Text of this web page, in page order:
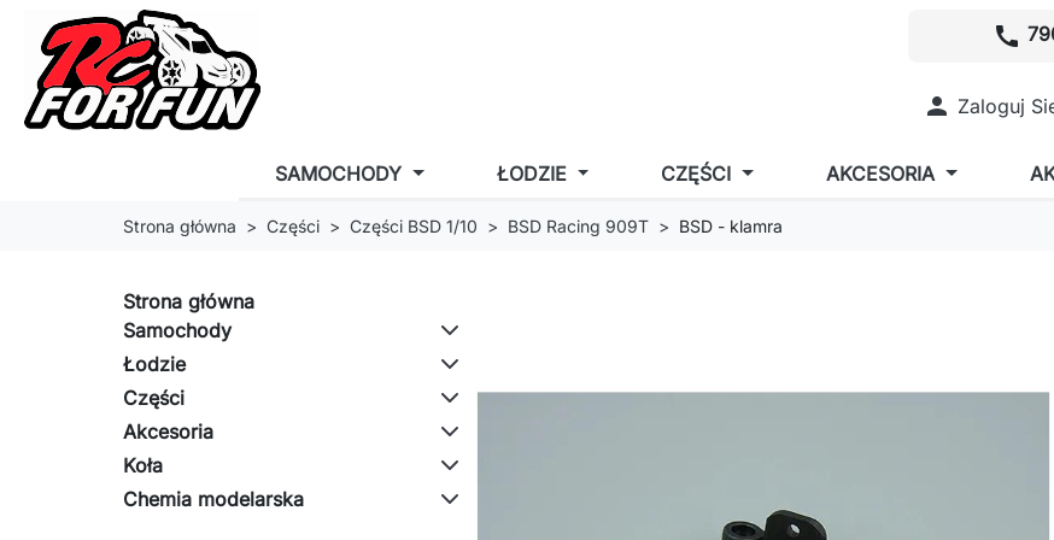
call
 Zaloguj
SAMOCHODY ŁODZIE CZĘŚCI AKCESORIA
Strona główna Części Części BSD 1/10 BSD Racing 909T BSD - klamra
Strona główna
Samochody
Łodzie
Części
Akcesoria
Koła
Chemia modelarska